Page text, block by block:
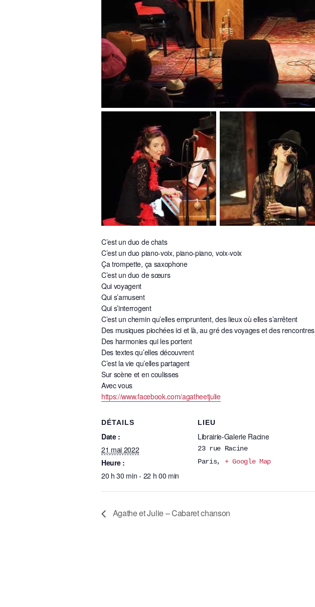
C’est un duo de chats
C’est un duo piano-voix, piano-piano, voix-voix
Ça trompette, ça saxophone
C’est un duo de sœurs
Qui voyagent
Qui s’amusent
Qui s’interrogent
C’est un chemin qu’elles empruntent, des lieux où elles s’arrêtent
Des musiques piochées ici et là, au gré des voyages et des rencontres
Des harmonies qui les portent
Des textes qu’elles découvrent
C’est la vie qu’elles partagent
Sur scène et en coulisses
Avec vous
https://www.facebook.com/agatheetjulie
DÉTAILS
Date :
21 mai 2022
Heure :
20 h 30 min - 22 h 00 min
LIEU
Librairie-Galerie Racine
23 rue Racine
Paris, + Google Map
Agathe et Julie – Cabaret chanson